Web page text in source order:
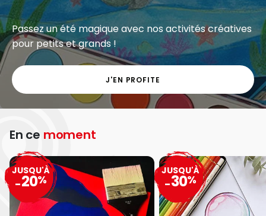
Passez un été magique avec nos activités créatives
pour petits et grands !
J'EN PROFITE
En ce moment
JUSQU'À
-20%
JUSQU'À
-30%